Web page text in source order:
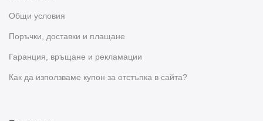
Общи условия
Поръчки, доставки и плащане
Гаранция, връщане и рекламации
Как да използваме купон за отстъпка в сайта?